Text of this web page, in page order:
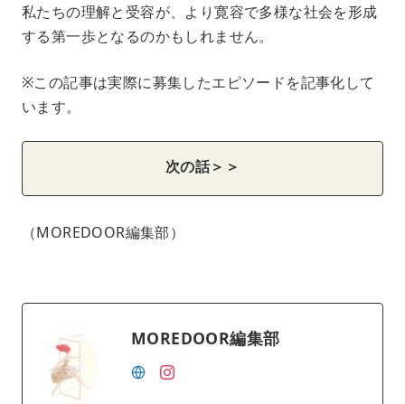
私たちの理解と受容が、より寛容で多様な社会を形成
する第一歩となるのかもしれません。
※この記事は実際に募集したエピソードを記事化して
います。
次の話＞＞
（MOREDOOR編集部）
MOREDOOR編集部